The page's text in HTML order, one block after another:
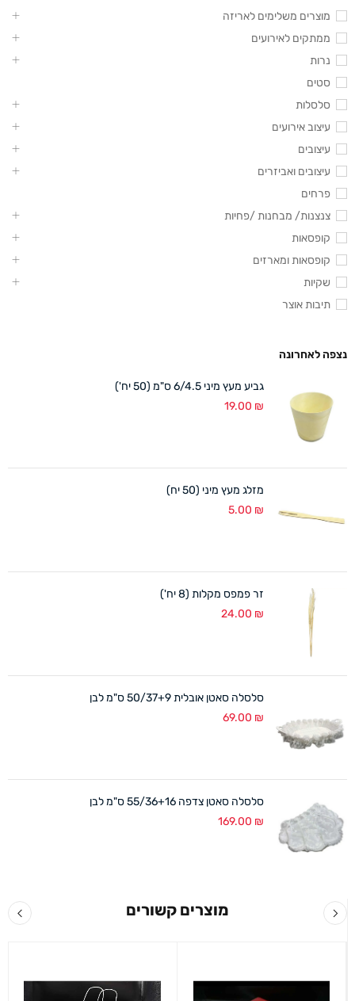
מוצרים משלימים לאריזה
ממתקים לאירועים
נרות
סטים
סלסלות
עיצוב אירועים
עיצובים
עיצובים ואביזרים
פרחים
צנצנות/ מבחנות /פחיות
קופסאות
קופסאות ומארזים
שקיות
תיבות אוצר
נצפה לאחרונה
גביע מעץ מיני 6/4.5 ס"מ (50 יח')
19.00 ₪
מזלג מעץ מיני (50 יח)
5.00 ₪
זר פמפס מקלות (8 יח')
24.00 ₪
סלסלה סאטן אובלית 50/37+9 ס"מ לבן
69.00 ₪
סלסלה סאטן צדפה 55/36+16 ס"מ לבן
169.00 ₪
מוצרים קשורים